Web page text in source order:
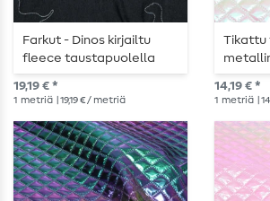
Farkut - Dinos kirjailtu
fleece taustapuolella
musta
19,19 € *
1 metriä | 19,19 € / metriä
Tikattu
14,19 € *
1 metriä |